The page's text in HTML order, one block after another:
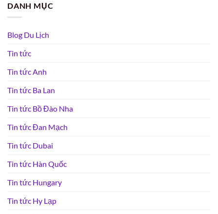
DANH MỤC
Blog Du Lịch
Tin tức
Tin tức Anh
Tin tức Ba Lan
Tin tức Bồ Đào Nha
Tin tức Đan Mạch
Tin tức Dubai
Tin tức Hàn Quốc
Tin tức Hungary
Tin tức Hy Lạp